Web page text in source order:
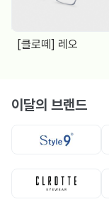
뿔테
[클로떼] 레오
이달의 브랜드